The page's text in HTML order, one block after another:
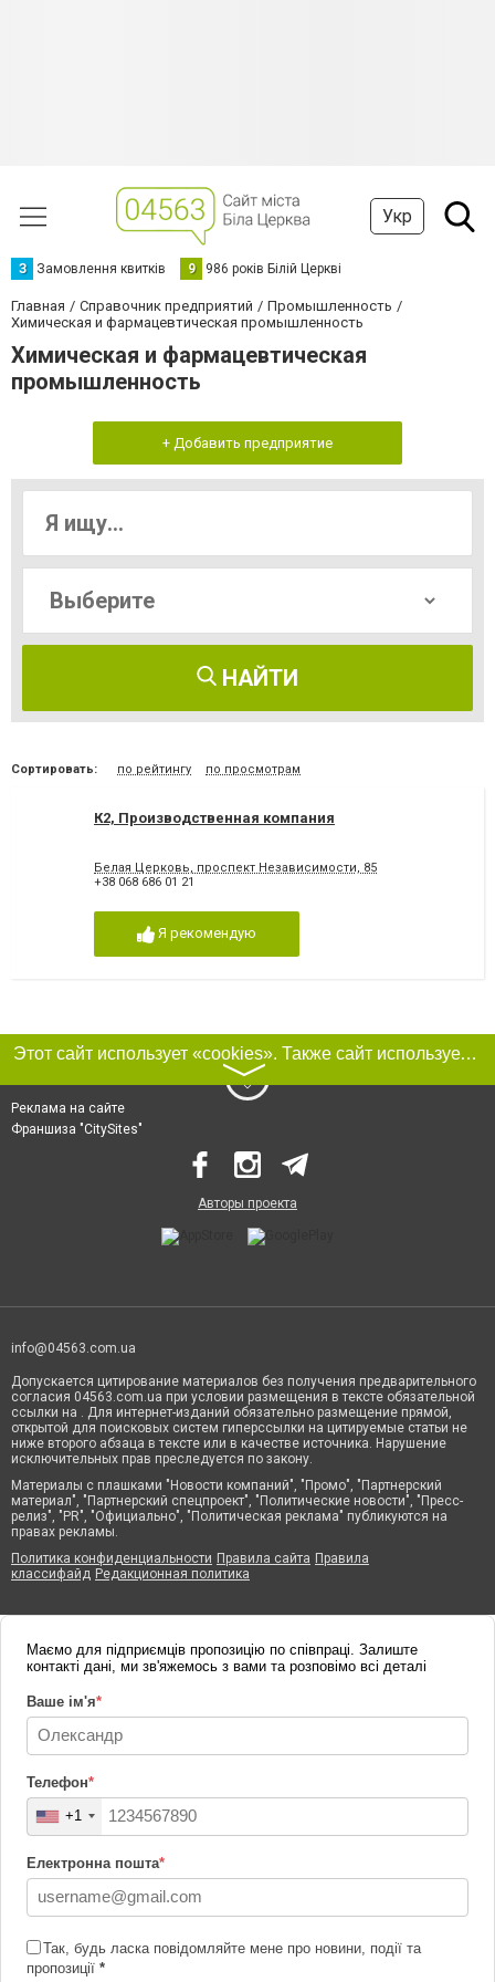
Укр
З Замовлення квитків 9 986 років Білій Церкві
Главная Справочник предприятий
Промышленность
Химическая и фармацевтическая промышленность
Химическая и фармацевтическая
промышленность
+ Добавить предприятие
НАЙТИ
Сортировать: по рейтингу по просмотрам
К2, Производственная компания
Белая Церковь, проспект Независимости, 85
+38 068 686 01 21
Я рекомендую
Этот сайт использует «cookies». Также сайт использует интернет-сервис для сбора технических данных касательно посетителей с целью получения маркетинговой и статистической информации. Условия обработки данных посетителей сайта см.
〉
Реклама на сайте
Франшиза "CitySites"
Авторы проекта
info@04563.com.ua
Допускается цитирование материалов без получения предварительного
согласия 04563.com.ua при условии размещения в тексте обязательной
ссылки на . Для интернет-изданий обязательно размещение прямой,
открытой для поисковых систем гиперссылки на цитируемые статьи не
ниже второго абзаца в тексте или в качестве источника. Нарушение
исключительных прав преследуется по закону.
Материалы с плашками "Новости компаний", "Промо", "Партнерский
материал", "Партнерский спецпроект", "Политические новости", "Пресс-
релиз", "PR", "Официально", "Политическая реклама" публикуются на
правах рекламы.
Политика конфиденциальности Правила сайта Правила
классифайд Редакционная политика
Маємо для підприємців пропозицію по співпраці. Залиште
контакті дані, ми зв'яжемось з вами та розповімо всі деталі
Ваше ім'я*
Телефон*
+1
Електронна пошта*
Так, будь ласка повідомляйте мене про новини, події та
пропозиції *